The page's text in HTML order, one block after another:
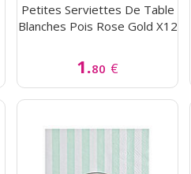
Petites Serviettes De Table
Blanches Pois Rose Gold X12
1.80 €